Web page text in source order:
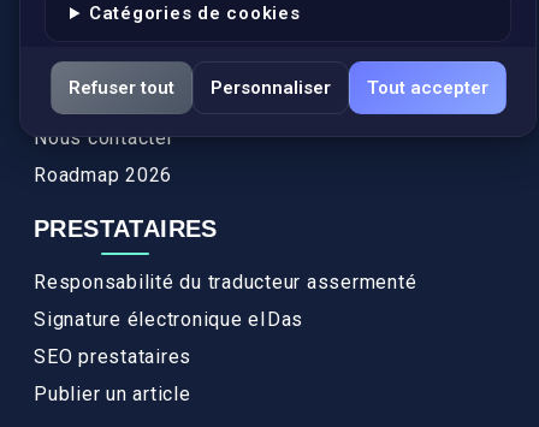
Catégories de cookies
Refuser tout Personnaliser Tout accepter
Actualités
Services
FAQ
Nous contacter
Roadmap 2026
PRESTATAIRES
Responsabilité du traducteur assermenté
Signature électronique eIDas
SEO prestataires
Publier un article